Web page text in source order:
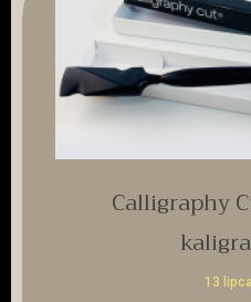
Calligraphy
13